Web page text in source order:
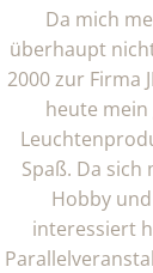
Da mich
überhaupt
2000 zur Firma
heute
Spaß. Da
Hobby
interessiert